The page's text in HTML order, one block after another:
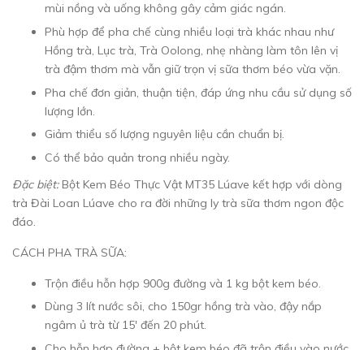
mùi nồng và uống không gây cảm giác ngán.
Phù hợp để pha chế cùng nhiều loại trà khác nhau như
Hồng trà, Lục trà, Trà Oolong, nhẹ nhàng làm tôn lên vị
trà đậm thơm mà vẫn giữ trọn vị sữa thơm béo vừa vặn.
Pha chế đơn giản, thuận tiện, đáp ứng nhu cầu sử dụng số
lượng lớn.
Giảm thiểu số lượng nguyên liệu cần chuẩn bị.
Có thể bảo quản trong nhiều ngày.
Đặc biệt:Bột Kem Béo Thực Vật MT35 Lúave kết hợp với dòng
trà Đài Loan Lúave cho ra đời những ly trà sữa thơm ngon độc
đáo.
CÁCH PHA TRÀ SỮA:
Trộn điều hỗn hợp 900g đường và 1 kg bột kem béo.
Dùng 3 lít nước sôi, cho 150gr hồng trà vào, đậy nắp
ngâm ủ trà từ 15' đến 20 phút.